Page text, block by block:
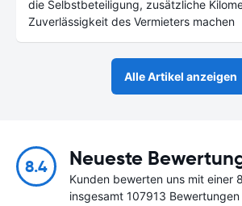
die Selbstbeteiligung, zusätzliche
Zuverlässigkeit des Vermieters machen
Alle Artikel anzeigen
8.4 Neueste
Kunden bewerten uns mit einer
insgesamt 107913 Bewertungen